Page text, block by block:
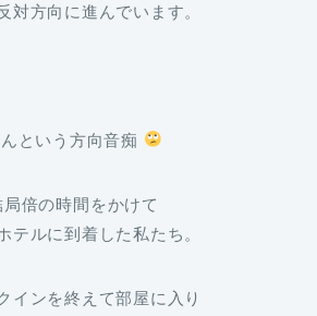
対方向に進んでいます。
という方向音痴
局倍の時間をかけて
テルに到着した私たち。
インを終えて部屋に入り